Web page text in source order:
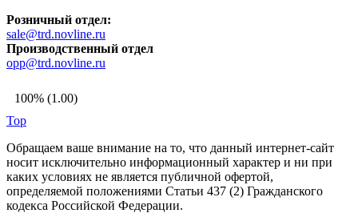
Розничный отдел:
sale@trd.novline.ru
Производственный отдел
opp@trd.novline.ru
100% (1.00)
Top
Обращаем ваше внимание на то, что данный интернет-сайт
носит исключительно информационный характер и ни при
каких условиях не является публичной офертой,
определяемой положениями Статьи 437 (2) Гражданского
кодекса Российской Федерации.